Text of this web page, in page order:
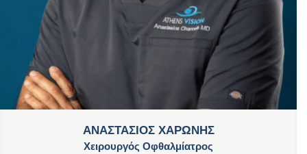
ΑΝΑΣΤΑΣΙΟΣ ΧΑΡΩΝΗΣ
Χειρουργός Οφθαλμίατρος